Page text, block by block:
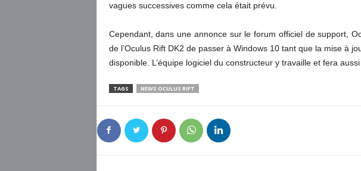
vagues successives comme cela était prévu.
Cependant, dans une annonce sur le forum officiel de support,
de l’Oculus Rift DK2 de passer à Windows 10 tant que la mise à
disponible. L’équipe logiciel du constructeur y travaille et fera
TAGS NEWS OCULUS RIFT